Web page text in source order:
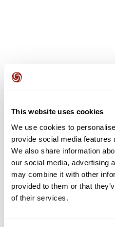
This website uses cookies
We use cookies to
provide social media features
We also share information
our social media, advertising
may combine it with other
provided to them or that
of their services.
Avis des utilisateurs
Soyez le premier
Ajouter